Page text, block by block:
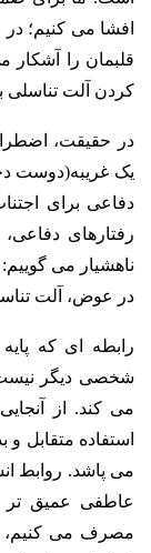
افشا می کنیم؛
قلبمان را آشکار
کردن آلت تناسلی
در حقیقت،
یک غریبه(دوست
دفاعی برای
رفتارهای
ناهشیار می گوییم:
در عوض، آلت
رابطه ای که
شخصی دیگر
می کند. از
استفاده
می پاشد. روابط
عاطفی عمیق تر
مصرف می کنیم،